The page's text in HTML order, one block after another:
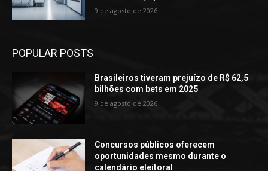
9 de agosto de 2026
POPULAR POSTS
Brasileiros tiveram prejuízo de R$ 62,5
bilhões com bets em 2025
9 de agosto de 2026
Concursos públicos oferecem
oportunidades mesmo durante o
calendário eleitoral